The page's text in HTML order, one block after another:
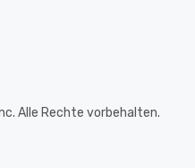
Alle Rechte vorbehalten.